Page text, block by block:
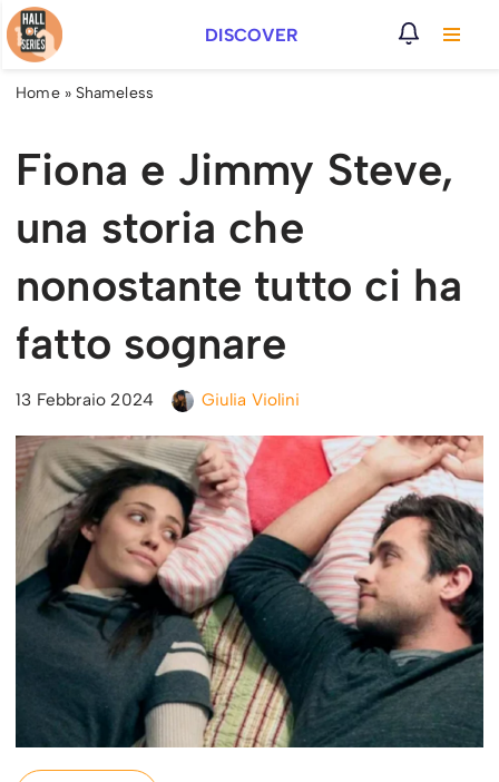
Vai
al
DISCOVER
Home» Shameless
Fiona e Jimmy Steve,
una storia che
nonostante tutto ci ha
fatto sognare
13 Febbraio 2024 Giulia Violini